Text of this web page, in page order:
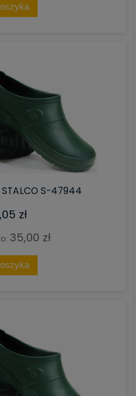
S-47944
zł
35,00 zł